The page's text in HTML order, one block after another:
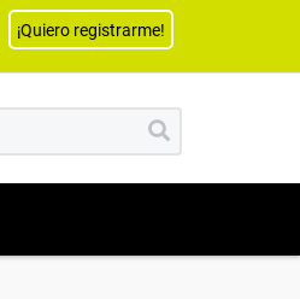
¡Quiero registrarme!